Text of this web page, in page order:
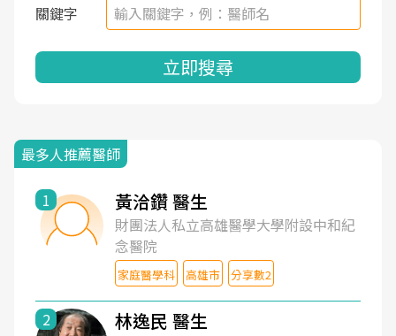
關鍵字
立即搜尋
最多人推薦醫師
1 黃洽鑽 醫生
財團法人私立高雄醫學大學附設中和紀
念醫院
家庭醫學科 高雄市 分享數2
2 林逸民 醫生